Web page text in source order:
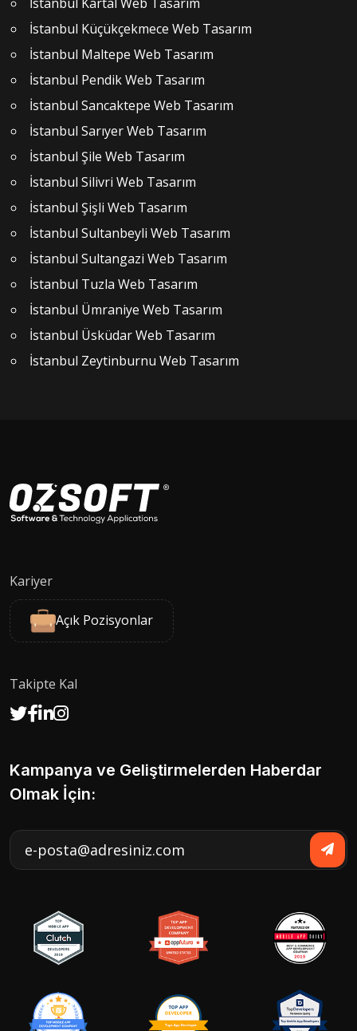
İstanbul Küçükçekmece Web Tasarım
İstanbul Maltepe Web Tasarım
İstanbul Pendik Web Tasarım
İstanbul Sancaktepe Web Tasarım
İstanbul Sarıyer Web Tasarım
İstanbul Şile Web Tasarım
İstanbul Silivri Web Tasarım
İstanbul Şişli Web Tasarım
İstanbul Sultanbeyli Web Tasarım
İstanbul Sultangazi Web Tasarım
İstanbul Tuzla Web Tasarım
İstanbul Ümraniye Web Tasarım
İstanbul Üsküdar Web Tasarım
İstanbul Zeytinburnu Web Tasarım
Kariyer
Açık Pozisyonlar
Takipte Kal
Kampanya ve Geliştirmelerden Haberdar
Olmak İçin: